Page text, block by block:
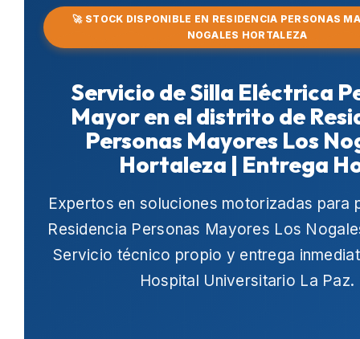
🚀 STOCK DISPONIBLE EN RESIDENCIA PERSONAS
NOGALES HORTALEZA
Servicio de Silla Eléctrica
Mayor en el distrito de
Personas Mayores Los
Hortaleza | Entrega
Expertos en soluciones motorizadas para
Residencia Personas Mayores Los
Servicio técnico propio y entrega
Hospital Universitario La Paz.